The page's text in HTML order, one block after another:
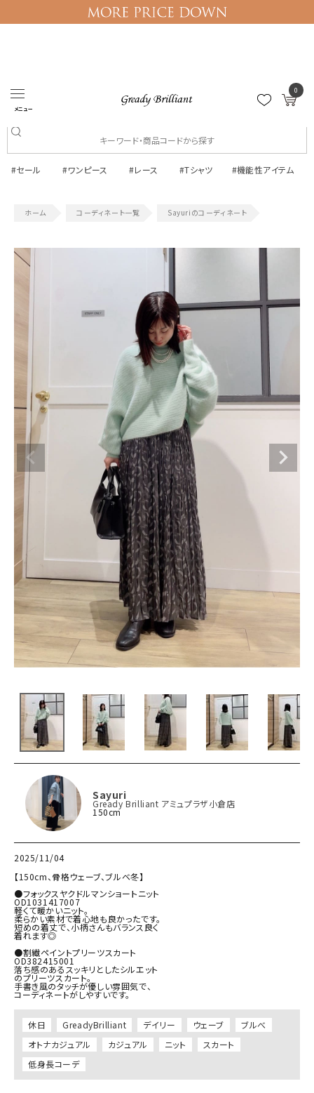
メニュー
0
ログイン マイページ
#セール #ワンピース #レース #Tシャツ #機能性アイテム
コーディネート一覧 Sayuriのコーディネート
Sayuri
Gready Brilliant アミュプラザ小倉店
150cm
2025/11/04
【150cm、骨格ウェーブ、ブルベ冬】
●フォックスヤクドルマンショートニット
OD1031417007
軽くて暖かいニット。
柔らかい素材で着心地も良かったです。
短めの着丈で、小柄さんもバランス良く
着れます◎
●割繊ペイントプリーツスカート
OD382415001
落ち感のあるスッキリとしたシルエット
のプリーツスカート。
手書き風のタッチが優しい雰囲気で、
休日 GreadyBrilliant デイリー ウェーブ
ブルべ
オトナカジュアル
カジュアル ニット
スカート
低身長コーデ